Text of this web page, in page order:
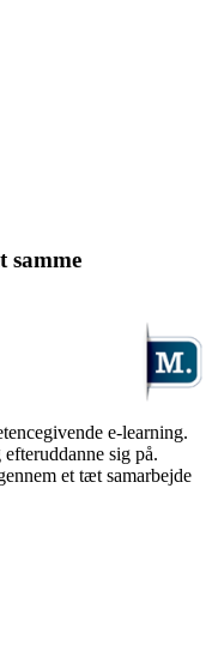
samme
e-learning.
sig på.
et tæt samarbejde